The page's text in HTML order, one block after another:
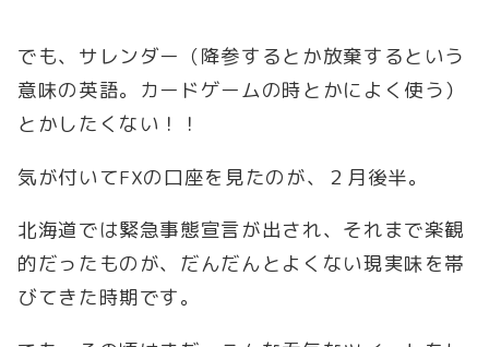
でも、サレンダー（降参するとか放棄するという
意味の英語。カードゲームの時とかによく使う）
とかしたくない！！
気が付いてFXの口座を見たのが、２月後半。
北海道では緊急事態宣言が出され、それまで楽観
的だったものが、だんだんとよくない現実味を帯
びてきた時期です。